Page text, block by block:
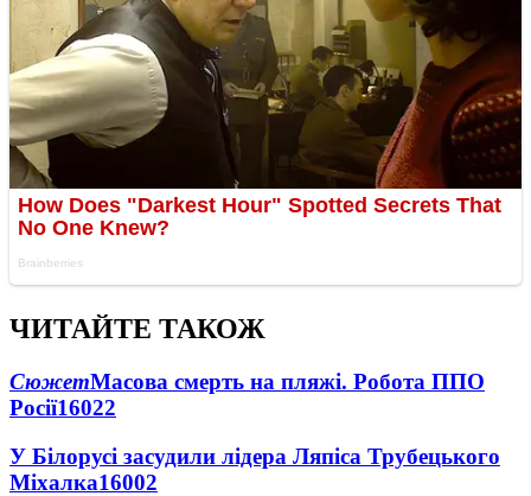
ЧИТАЙТЕ ТАКОЖ
СюжетМасова смерть на пляжі. Робота ППО
Росії16022
У Білорусі засудили лідера Ляпіса Трубецького
Міхалка16002